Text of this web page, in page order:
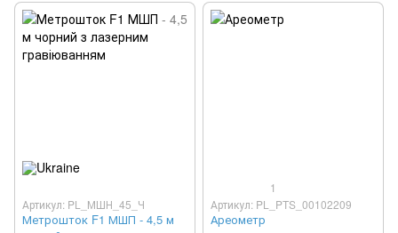
Артикул: PL_МШН_45_Ч
Метрошток F1 МШП - 4,5 м
1
Артикул: PL_PTS_00102209
Ареометр